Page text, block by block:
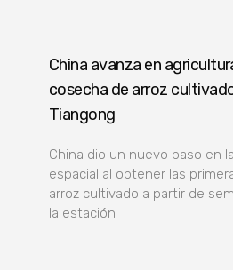
China avanza en
cosecha de arroz
Tiangong
China dio un nuevo paso en
espacial al obtener las
arroz cultivado a partir de
la estación